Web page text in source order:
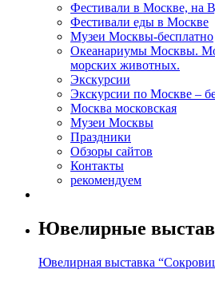
Фестивали в Москве, на
Фестивали еды в Москве
Музеи Москвы-бесплатно
Океанариумы Москвы.
морских животных.
Экскурсии
Экскурсии по Москве –
Москва московская
Музеи Москвы
Праздники
Обзоры сайтов
Контакты
рекомендуем
Ювелирные
Ювелирная выставка